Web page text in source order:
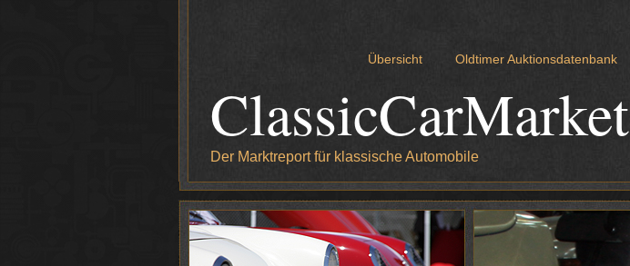
Übersicht Oldtimer Auktionsdatenbank
ClassicCarMarket
Der Marktreport für klassische Automobile